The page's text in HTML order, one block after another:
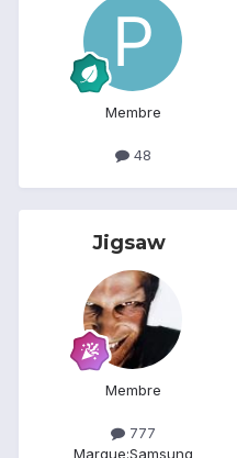
Membre
48
Jigsaw
Membre
777
Marque:Samsung